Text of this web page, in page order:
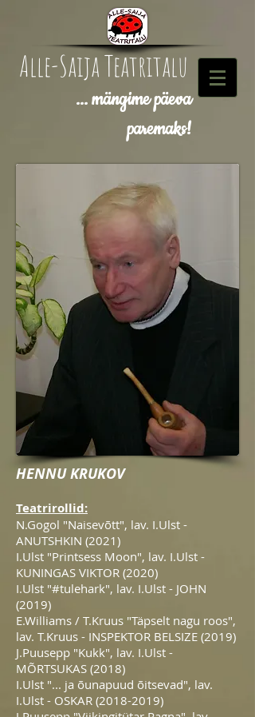
Alle-Saija Teatritalu
... mängime päeva
paremaks!
HENNU KRUKOV
Teatrirollid:
N.Gogol "Naisevõtt", lav. I.Ulst -
ANUTSHKIN (2021)
I.Ulst "Printsess Moon", lav. I.Ulst -
KUNINGAS VIKTOR (2020)
I.Ulst "#tulehark", lav. I.Ulst - JOHN
(2019)
E.Williams / T.Kruus "Täpselt nagu roos",
lav. T.Kruus - INSPEKTOR BELSIZE (2019)
J.Puusepp "Kukk", lav. I.Ulst -
MÕRTSUKAS (2018)
I.Ulst "... ja õunapuud õitsevad", lav.
I.Ulst - OSKAR (2018-2019)